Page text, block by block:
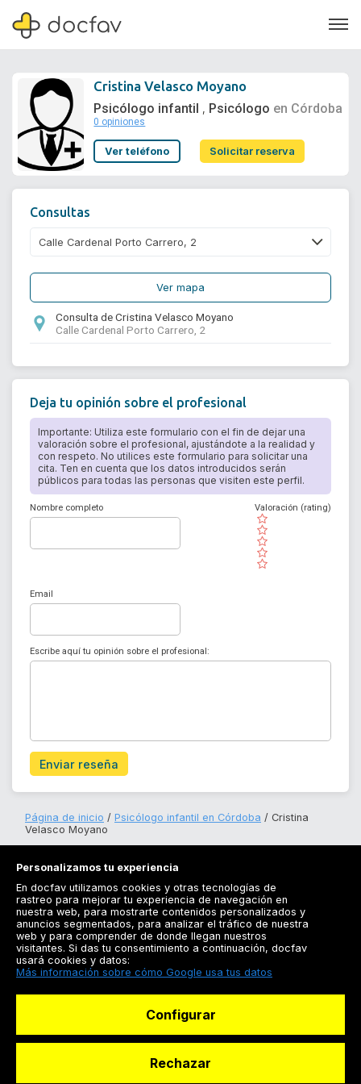
Soporte
Cristina Velasco Moyano
Psicólogo infantil , Psicólogo en Córdoba
0 opiniones
Ver teléfono Solicitar reserva
Consultas
Ver mapa
Consulta de Cristina Velasco Moyano
Calle Cardenal Porto Carrero, 2
Deja tu opinión sobre el profesional
Importante: Utiliza este formulario con el fin de dejar una
valoración sobre el profesional, ajustándote a la realidad y
con respeto. No utilices este formulario para solicitar una
cita. Ten en cuenta que los datos introducidos serán
públicos para todas las personas que visiten este perfil.
Nombre completo
( )
( )
( )
( )
( )
Valoración (rating)
Email
Escribe aquí tu opinión sobre el profesional:
Enviar reseña
Página de inicio Psicólogo infantil en Córdoba
Cristina
Velasco Moyano
Registrarse
Docfav
Personalizamos tu experiencia
En docfav utilizamos cookies y otras tecnologías de
rastreo para mejorar tu experiencia de navegación en
nuestra web, para mostrarte contenidos personalizados y
anuncios segmentados, para analizar el tráfico de nuestra
web y para comprender de donde llegan nuestros
visitantes. Si das tu consentimiento a continuación, docfav
usará cookies y datos:
Más información sobre cómo Google usa tus datos
Configurar
Rechazar